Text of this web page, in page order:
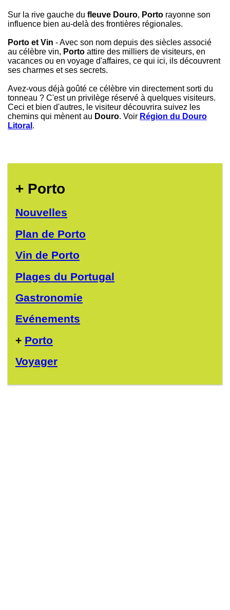
Sur la rive gauche du fleuve Douro, Porto rayonne son
influence bien au-delà des frontières régionales.
Porto et Vin - Avec son nom depuis des siècles associé
au célèbre vin, Porto attire des milliers de visiteurs, en
vacances ou en voyage d'affaires, ce qui ici, ils découvrent
ses charmes et ses secrets.
Avez-vous déjà goûté ce célèbre vin directement sorti du
tonneau ? C'est un privilège réservé à quelques visiteurs.
Ceci et bien d'autres, le visiteur découvrira suivez les
chemins qui mènent au Douro. Voir Région du Douro
Litoral .
+ Porto
Nouvelles
Plan de Porto
Vin de Porto
Plages du Portugal
Gastronomie
Evénements
+ Porto
Voyager